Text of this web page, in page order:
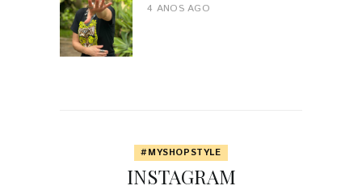
4 ANOS AGO
#MYSHOPSTYLE
INSTAGRAM